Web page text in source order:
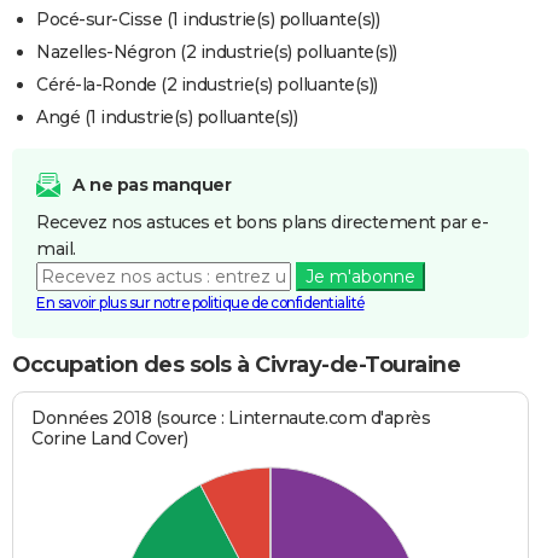
Pocé-sur-Cisse (1 industrie(s) polluante(s))
Nazelles-Négron (2 industrie(s) polluante(s))
Céré-la-Ronde (2 industrie(s) polluante(s))
Angé (1 industrie(s) polluante(s))
A ne pas manquer
Recevez nos astuces et bons plans directement par e-
mail.
Je m'abonne
En savoir plus sur notre politique de confidentialité
Occupation des sols à Civray-de-Touraine
Données 2018 (source : Linternaute.com d'après
Corine Land Cover)